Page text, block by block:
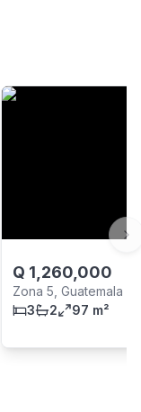
Q 1,260,000
Zona 5, Guatemala
3
2 97 m²